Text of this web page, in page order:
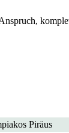
Piräus